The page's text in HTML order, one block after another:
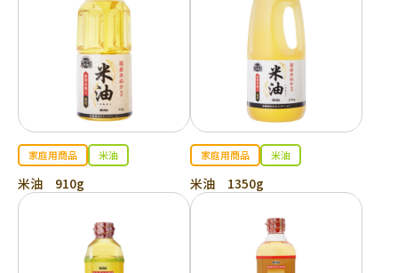
家庭用商品 米油
米油 910g
家庭用商品 米油
米油 1350g